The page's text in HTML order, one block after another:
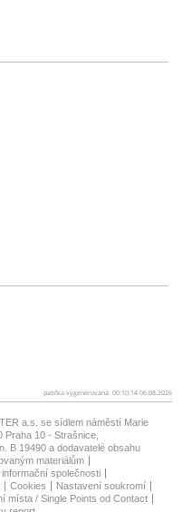
patička vygenerovaná: 00:10:14 06.08.2026
a.s. se sídlem náměstí Marie
Praha 10 - Strašnice,
B 19490 a dodavatelé obsahu
materiálům
společnosti
Cookies
Nastavení soukromí
místa / Single Points od Contact